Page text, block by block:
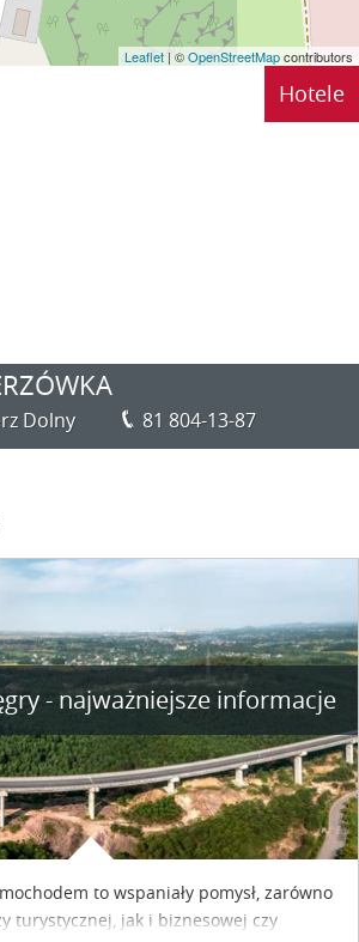
Leaflet | ©OpenStreetMapcontributors
Hotele
Dolny 81 804-13-87
- najważniejsze informacje
to wspaniały pomysł, zarówno
turystycznej, jak i biznesowej czy